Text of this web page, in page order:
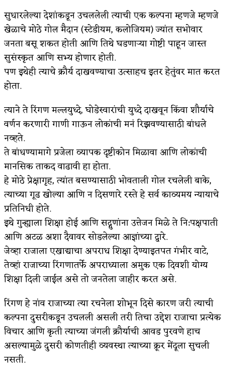
बुडीच खटलं – संयुक्त कुटुंब का गरजेचं?
भाषा, उच्चार आणि बहुभाषिकता
सुधारलेल्या देशांकडून उचललेली त्याची एक कल्पना म्हणजे म्हणजे
खेळाचे मोठे गोल मैदान (स्टेडीयम, कलोजियम) ज्यांत सभोवार
जनता बसू शकत होती आणि तिथे घडणाऱ्या गोष्टी पाहून जास्त
सुसंस्कृत आणि सभ्य होणार होती.
पण इथेही त्याचे क्रौर्य दाखवण्याचा उत्साहच इतर हेतुंवर मात करत
होता.
त्याने ते रिंगण मल्लयुध्दे, घोडेस्वारांची युध्दे दाखवून किंवा शौर्याचे
वर्णन करणारी गाणी गाऊन लोकांची मनं रिझवण्यासाठी बांधले
नव्हते.
ते बांधण्यामागे प्रजेला व्यापक दृष्टीकोन मिळावा आणि लोकांची
मानसिक ताकद वाढावी हा होता.
हे मोठे प्रेक्षागृह, त्यांत बसण्यासाठी भोवताली गोल रचलेली बाके,
त्याच्या गूढ खोल्या आणि न दिसणारे रस्ते हे सर्व काव्यमय न्यायाचे
प्रतिनिधी होते.
इथे गुन्ह्याला शिक्षा होई आणि सद्गुणांना उत्तेजन मिळे ते नि:पक्षपाती
आणि अटळ अशा दैवावर सोडलेल्या आज्ञांच्या द्वारे.
जेव्हा राजाला एखाद्याचा अपराध शिक्षा देण्याइतपत गंभीर वाटे,
तेव्हां राजाच्या रिंगणातर्फे अपराध्याला अमुक एक दिवशी योग्य
शिक्षा दिली जाईल असे तो जनतेला जाहीर करत असे.
रिंगण हे नांव राजाच्या त्या रचनेला शोभून दिसे कारण जरी त्याची
कल्पना दुसरीकडून उचलली असली तरी तिचा उद्देश राजाचा प्रत्येक
विचार आणि कृती त्याच्या जंगली क्रौर्याची आवड पुरवणे हाच
असल्यामुळे दुसरी कोणतीही व्यवस्था त्याच्या क्रूर मेंदूला सुचली
नसती.